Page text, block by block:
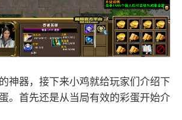
神器，接下来小鸡就给玩家们介绍下
。首先还是从当局有效的彩蛋开始介